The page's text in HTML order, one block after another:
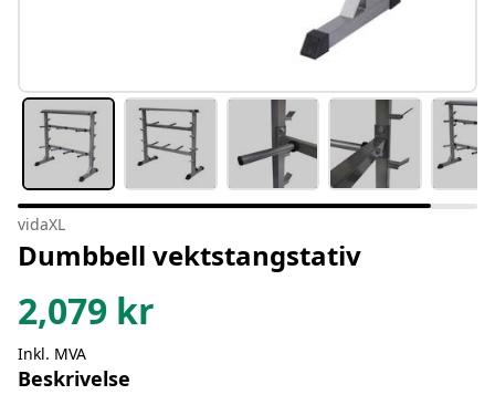
vidaXL
Dumbbell vektstangstativ
2,079 kr
Inkl. MVA
Beskrivelse